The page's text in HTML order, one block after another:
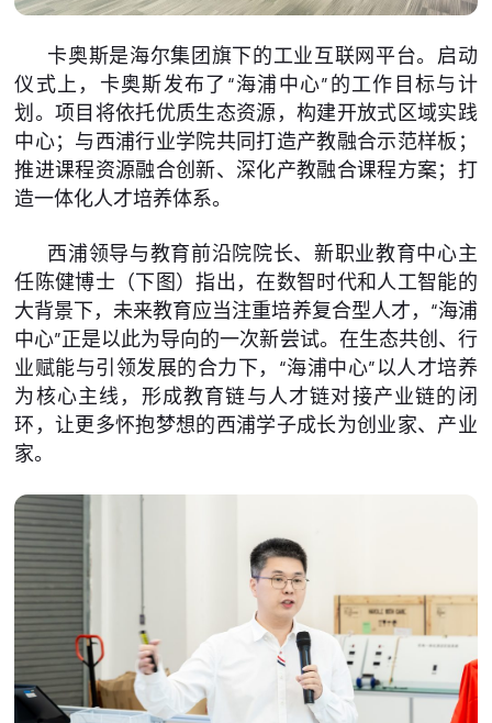
卡奥斯是海尔集团旗下的工业互联网平台。启动
仪式上，卡奥斯发布了“海浦中心”的工作目标与计
划。项目将依托优质生态资源，构建开放式区域实践
中心；与西浦行业学院共同打造产教融合示范样板；
推进课程资源融合创新、深化产教融合课程方案；打
造一体化人才培养体系。
西浦领导与教育前沿院院长、新职业教育中心主
任陈健博士（下图）指出，在数智时代和人工智能的
大背景下，未来教育应当注重培养复合型人才，“海浦
中心”正是以此为导向的一次新尝试。在生态共创、行
业赋能与引领发展的合力下，“海浦中心”以人才培养
为核心主线，形成教育链与人才链对接产业链的闭
环，让更多怀抱梦想的西浦学子成长为创业家、产业
家。